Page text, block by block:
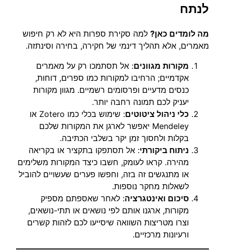
לנתח
מה לומדים כאן? למה סקירת ספרות היא לא רק חיפוש
מאמרים, אלא תהליך דינמי של חקירה, בחירה וסינתזה.
מקורות מגוונים: אל תסתמכו רק על מאמרים
אקדמיים; הרחיבו למקורות כמו ספרים, דוחות,
כנסים מדעיים ופרסומים רשמיים. מגוון מקורות
יעניק לכם תמונה רחבה יותר.
כלי ניהול ציטוטים
: שימוש בכלי כמו Zotero או
Mendeley יאפשר לארגן את המקורות שלכם
בקלות ולחסוך זמן יקר בשלבי הכתיבה.
ניתוח ביקורתי: אל תסתפקו בתקציר או בקריאה
מהירה. קראו לעומק, חשבו כיצד המקורות משלימים
או מתנגשים זה בזה, וחפשו פערים שעשויים להוביל
לשאלות מחקר נוספות.
סיכום ואינטגרציה: לאחר שאספתם מספיק
מקורות, ארגנו אותם לפי נושאים או תתי-נושאים,
וצרו מטריצות השוואה שיסייעו לכם לזהות קשרים
ורעיונות מרכזיים.